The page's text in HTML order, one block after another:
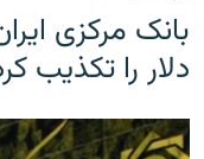
دلار را تکذیب